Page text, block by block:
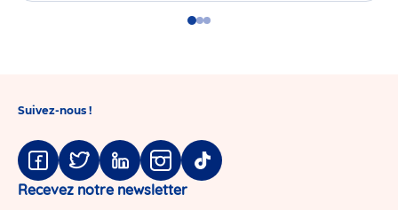
GoGoGo
Suivez-nous !
Facebook
TwitterLinkedinInstagram
Tiktok
Recevez notre newsletter